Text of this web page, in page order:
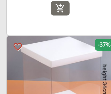
add_shopping_cart
favorite_border -37%